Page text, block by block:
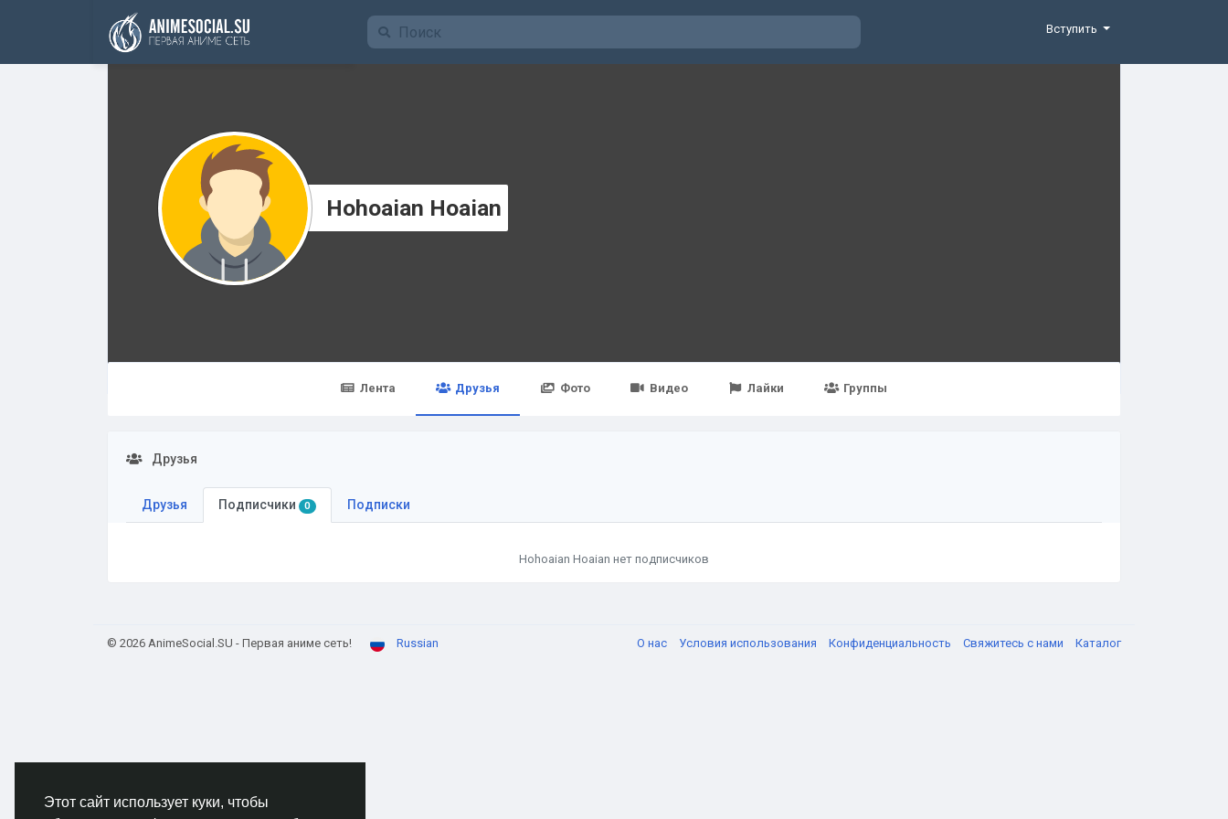
Этот сайт использует куки, чтобы
Funding
Вступить
Hohoaian Hoaian
Лента Друзья Фото Видео Лайки Группы
Друзья
Друзья Подписчики 0 Подписки
Hohoaian Hoaian нет подписчиков
© 2026 AnimeSocial.SU - Первая аниме сеть! Russian О нас Условия использования Конфиденциальность Свяжитесь с нами Каталог